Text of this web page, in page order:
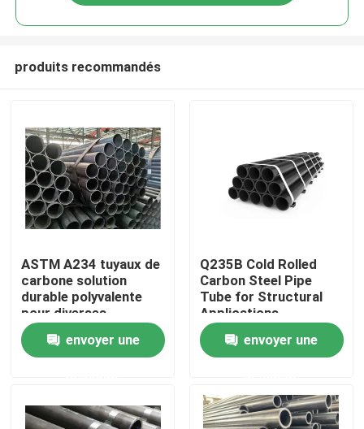
À la maison
Produits
À propos de nous
produits recommandés
ASTM A234 tuyaux de
carbone solution
durable polyvalente
pour diverses
applications
envoyer une
Q235B Cold Rolled
Carbon Steel Pipe
Tube for Structural
Applications
envoyer une